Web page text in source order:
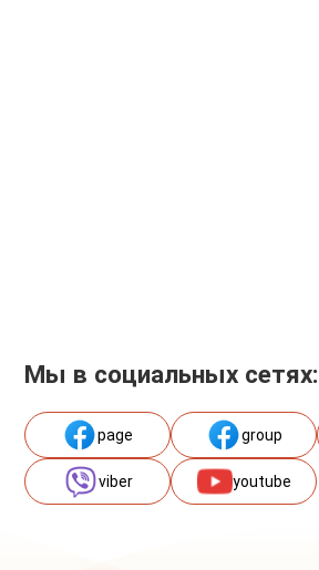
Мы в социальных сетях:
page group
viber youtube